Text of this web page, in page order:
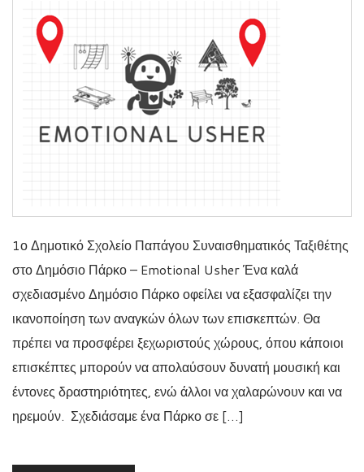
1ο Δημοτικό Σχολείο Παπάγου Συναισθηματικός Ταξιθέτης
στο Δημόσιο Πάρκο – Emotional Usher Ένα καλά
σχεδιασμένο Δημόσιο Πάρκο οφείλει να εξασφαλίζει την
ικανοποίηση των αναγκών όλων των επισκεπτών. Θα
πρέπει να προσφέρει ξεχωριστούς χώρους, όπου κάποιοι
επισκέπτες μπορούν να απολαύσουν δυνατή μουσική και
έντονες δραστηριότητες, ενώ άλλοι να χαλαρώνουν και να
ηρεμούν. Σχεδιάσαμε ένα Πάρκο σε […]